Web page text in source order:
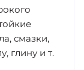
смазки,
глину и т.